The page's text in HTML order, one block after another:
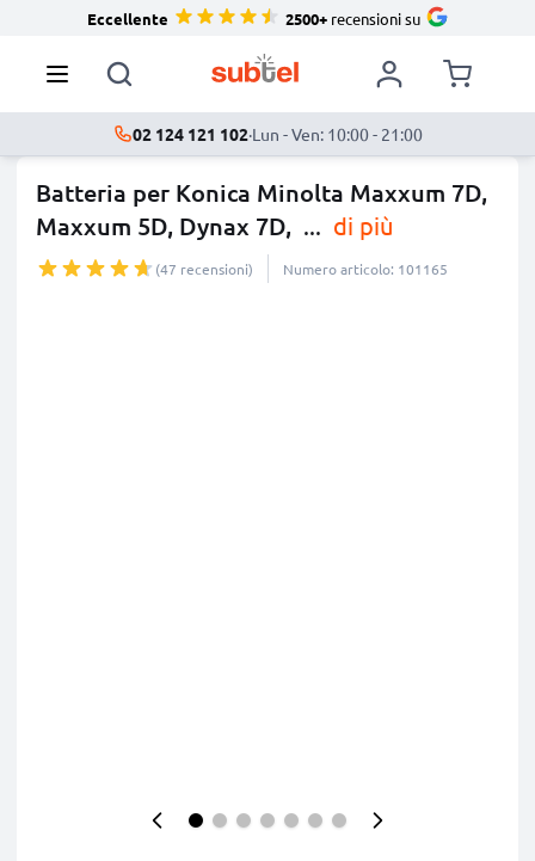
Eccellente 2500+recensioni su
02 124 121 102·Lun - Ven: 10:00 - 21:00
Batteria per Konica Minolta Maxxum 7D,
Maxxum 5D, Dynax 7D, ... di più
(47 recensioni) Numero articolo: 101165